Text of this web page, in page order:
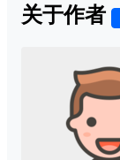
关于作者